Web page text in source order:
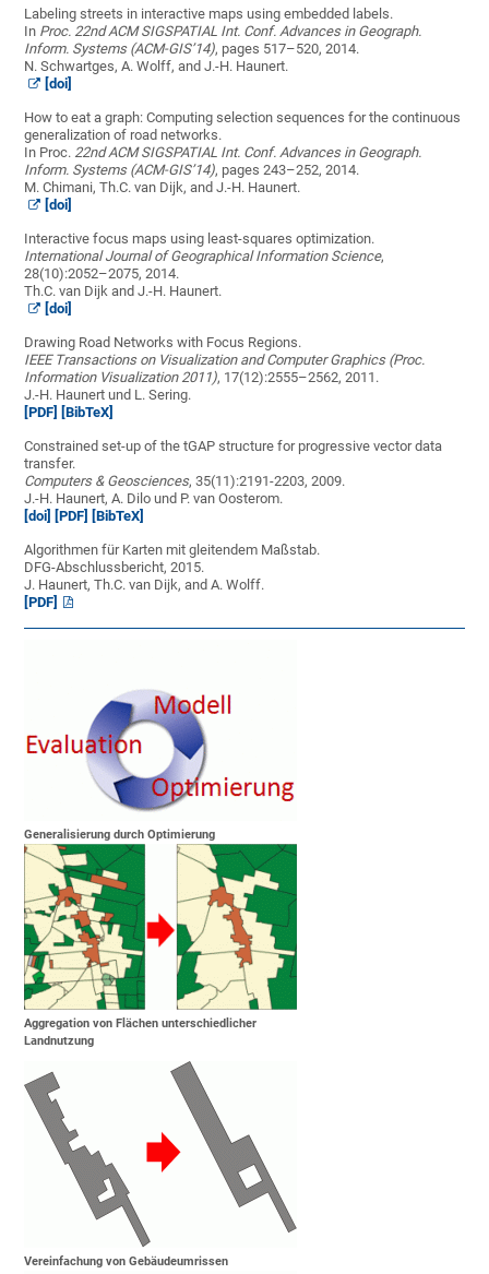
Labeling streets in interactive maps using embedded labels.
In Proc. 22nd ACM SIGSPATIAL Int. Conf. Advances in Geograph.
Inform. Systems (ACM-GIS’14), pages 517–520, 2014.
N. Schwartges, A. Wolff, and J.-H. Haunert.
[doi]
How to eat a graph: Computing selection sequences for the continuous
generalization of road networks.
In Proc. 22nd ACM SIGSPATIAL Int. Conf. Advances in Geograph.
Inform. Systems (ACM-GIS’14), pages 243–252, 2014.
M. Chimani, Th.C. van Dijk, and J.-H. Haunert.
[doi]
Interactive focus maps using least-squares optimization.
International Journal of Geographical Information Science,
28(10):2052–2075, 2014.
Th.C. van Dijk and J.-H. Haunert.
[doi]
Drawing Road Networks with Focus Regions.
IEEE Transactions on Visualization and Computer Graphics (Proc.
Information Visualization 2011), 17(12):2555–2562, 2011.
J.-H. Haunert und L. Sering.
[PDF] [BibTeX]
Constrained set-up of the tGAP structure for progressive vector data
transfer.
Computers & Geosciences, 35(11):2191-2203, 2009.
J.-H. Haunert, A. Dilo und P. van Oosterom.
[doi] [PDF] [BibTeX]
Algorithmen für Karten mit gleitendem Maßstab.
DFG-Abschlussbericht, 2015.
J. Haunert, Th.C. van Dijk, and A. Wolff.
[PDF]
Generalisierung durch Optimierung
Aggregation von Flächen unterschiedlicher
Landnutzung
Vereinfachung von Gebäudeumrissen